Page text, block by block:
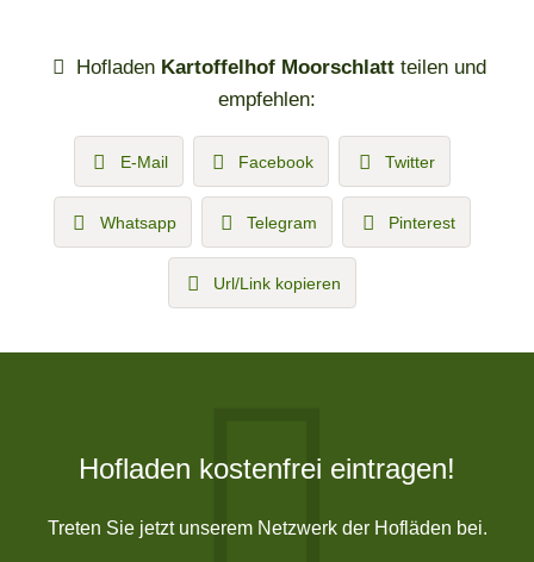
Hofladen Kartoffelhof Moorschlattteilen und
empfehlen:
E-Mail Facebook Twitter
Whatsapp Telegram Pinterest
Url/Link kopieren
Hofladen kostenfrei eintragen!
Treten Sie jetzt unserem Netzwerk der Hofläden bei.